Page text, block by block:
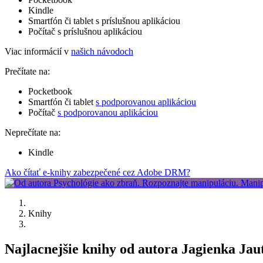
Kindle
Smartfón či tablet s príslušnou aplikáciou
Počítač s príslušnou aplikáciou
Viac informácií v našich návodoch
Prečítate na:
Pocketbook
Smartfón či tablet s podporovanou aplikáciou
Počítač s podporovanou aplikáciou
Neprečítate na:
Kindle
Ako čítať e-knihy zabezpečené cez Adobe DRM?
Knihy
Najlacnejšie knihy od autora Jagienka